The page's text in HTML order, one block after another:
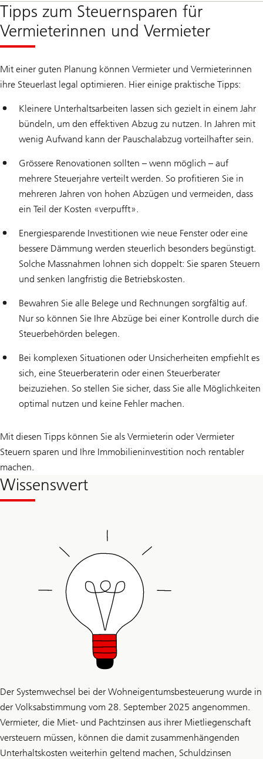
Tipps zum Steuernsparen für
Vermieterinnen und Vermieter
Mit einer guten Planung können Vermieter und Vermieterinnen
ihre Steuerlast legal optimieren. Hier einige praktische Tipps:
Kleinere Unterhaltsarbeiten lassen sich gezielt in einem Jahr
bündeln, um den effektiven Abzug zu nutzen. In Jahren mit
wenig Aufwand kann der Pauschalabzug vorteilhafter sein.
Grössere Renovationen sollten – wenn möglich – auf
mehrere Steuerjahre verteilt werden. So profitieren Sie in
mehreren Jahren von hohen Abzügen und vermeiden, dass
ein Teil der Kosten «verpufft».
Energiesparende Investitionen wie neue Fenster oder eine
bessere Dämmung werden steuerlich besonders begünstigt.
Solche Massnahmen lohnen sich doppelt: Sie sparen Steuern
und senken langfristig die Betriebskosten.
Bewahren Sie alle Belege und Rechnungen sorgfältig auf.
Nur so können Sie Ihre Abzüge bei einer Kontrolle durch die
Steuerbehörden belegen.
Bei komplexen Situationen oder Unsicherheiten empfiehlt es
sich, eine Steuerberaterin oder einen Steuerberater
beizuziehen. So stellen Sie sicher, dass Sie alle Möglichkeiten
optimal nutzen und keine Fehler machen.
Mit diesen Tipps können Sie als Vermieterin oder Vermieter
Steuern sparen und Ihre Immobilieninvestition noch rentabler
machen.
Wissenswert
Der Systemwechsel bei der Wohneigentumsbesteuerung wurde in
der Volksabstimmung vom 28. September 2025 angenommen.
Vermieter, die Miet- und Pachtzinsen aus ihrer Mietliegenschaft
versteuern müssen, können die damit zusammenhängenden
Unterhaltskosten weiterhin geltend machen, Schuldzinsen